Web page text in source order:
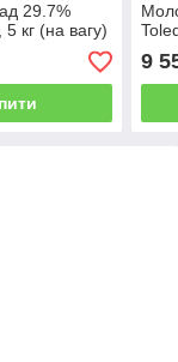
29.7%
кг (на вагу)
9